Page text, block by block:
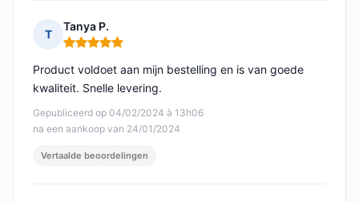
T
Tanya P.
Opmerking: 5 van 5
Gepubliceerd op 04/02/2024 à 13h06
na een aankoop van 24/01/2024
Product voldoet aan mijn bestelling en is van goede
kwaliteit. Snelle levering.
Vertaalde beoordelingen